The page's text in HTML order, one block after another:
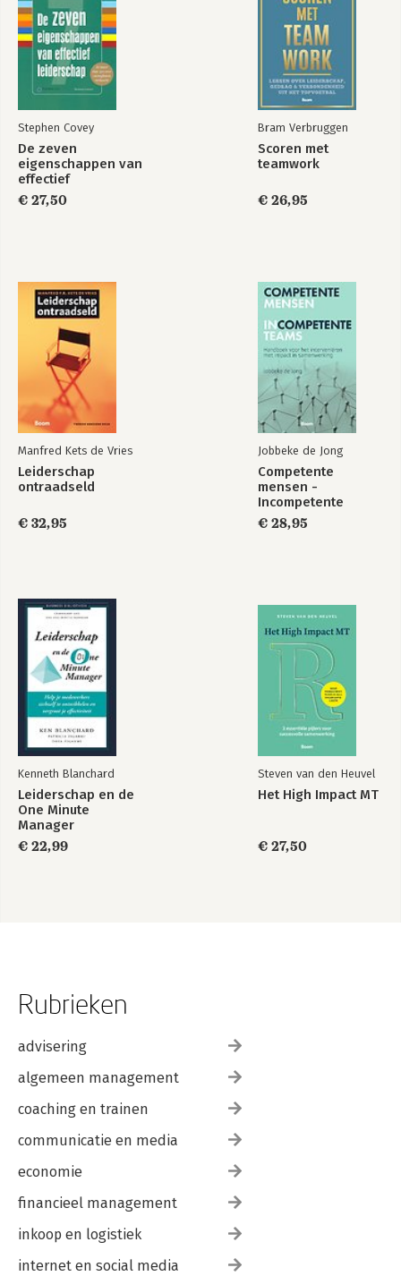
passie voor de lokale kerk en
begeleidt hij leiders en gemeentes
door heel Nederland om hun roeping te
vertalen naar de praktijk van alledag.
Stephen Covey
De zeven
eigenschappen van
effectief
leiderschap
€ 27,50
Bram Verbruggen
Scoren met
teamwork
€ 26,95
Manfred Kets de Vries
Leiderschap
ontraadseld
€ 32,95
Jobbeke de Jong
Competente
mensen -
Incompetente
teams
€ 28,95
Kenneth Blanchard
Leiderschap en de
One Minute
Manager
€ 22,99
Steven van den Heuvel
Het High Impact MT
€ 27,50
Rubrieken
advisering
algemeen management
coaching en trainen
communicatie en media
economie
financieel management
inkoop en logistiek
internet en social media